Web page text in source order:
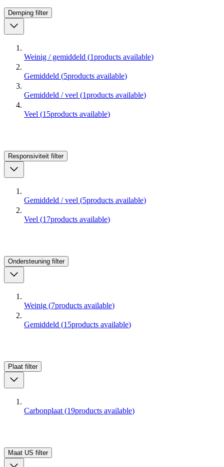
Demping filter
Weinig / gemiddeld (1products available)
Gemiddeld (5products available)
Gemiddeld / veel (1products available)
Veel (15products available)
Responsiviteit filter
Gemiddeld / veel (5products available)
Veel (17products available)
Ondersteuning filter
Weinig (7products available)
Gemiddeld (15products available)
Plaat filter
Carbonplaat (19products available)
Maat US filter